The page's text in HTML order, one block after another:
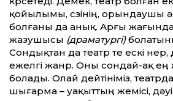
қойылымы, сөзінің, орындаушы
болғаны да анық. Арғы жағында
жазушысы (драматургі)
Сондықтан да театр өте ескі
ежелгі жанр. Оны сондай-ақ ең
болады. Олай дейтініміз,
шығарма – уақыттың жемісі,